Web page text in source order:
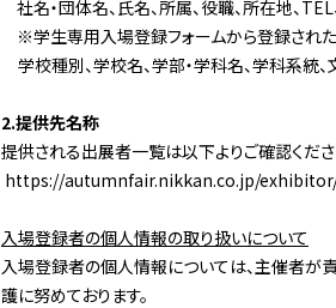
社名・団体名、氏名、所属、役職、所在地、TEL
※学生専用入場登録フォームから登録され
学校種別、学校名、学部・学科名、学科系統
2.提供先名称
提供される出展者一覧は以下よりご確認くださ
https://autumnfair.nikkan.co.jp/
入場登録者の個人情報の取り扱いについて
入場登録者の個人情報については、主催者が責
護に努めております。